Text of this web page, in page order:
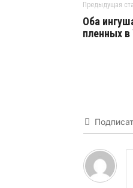
Предыдущая
Оба
пленных